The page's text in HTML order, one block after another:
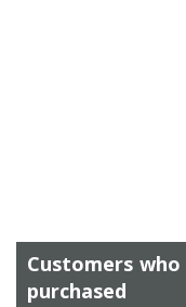
Customers
purchased